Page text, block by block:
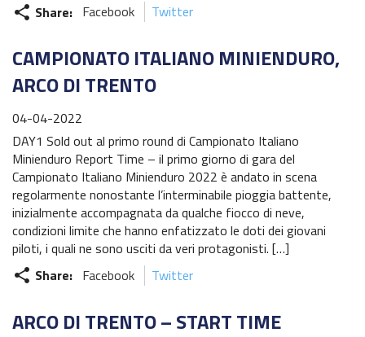
Archivio News
share Share: Facebook Twitter
CAMPIONATO ITALIANO MINIENDURO,
ARCO DI TRENTO
04-04-2022
DAY1 Sold out al primo round di Campionato Italiano
Minienduro Report Time – il primo giorno di gara del
Campionato Italiano Minienduro 2022 è andato in scena
regolarmente nonostante l’interminabile pioggia battente,
inizialmente accompagnata da qualche fiocco di neve,
condizioni limite che hanno enfatizzato le doti dei giovani
piloti, i quali ne sono usciti da veri protagonisti. […]
share Share: Facebook Twitter
ARCO DI TRENTO – START TIME